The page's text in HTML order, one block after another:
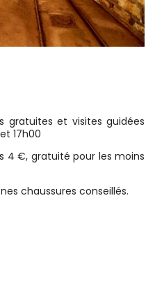
gratuites et visites guidées
17h00
4 €, gratuité pour les moins
chaussures conseillés.